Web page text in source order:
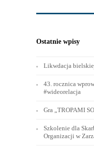
Ostatnie wpisy
Likwdacja
43. rocznica
#wideorelacja
Gra „TROPAMI
Szkolenie dla
Organizacji w